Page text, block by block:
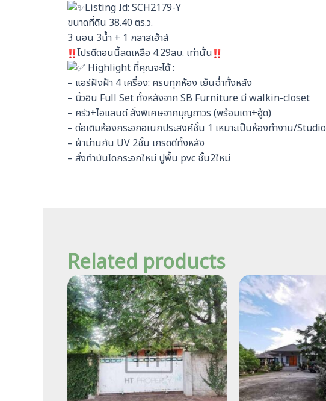
Listing Id: SCH2179-Y
ขนาดที่ดิน 38.40 ตร.ว.
3 นอน 3น้ำ + 1 กลาสเฮ้าส์
โปรดีตอนนี้ลดเหลือ 4.29ลบ. เท่านั้น
Highlight ที่คุณจะได้ :
– แอร์ฝังฝ้า 4 เครื่อง: ครบทุกห้อง เย็นฉ่ำทั้งหลัง
– บิ้วอิน Full Set ทั้งหลังจาก SB Furniture มี walkin-closet
– ครัว+ไอแลนด์ สั่งพิเศษจากบุญถาวร (พร้อมเตา+ฮู้ด)
– ต่อเติมห้องกระจกอเนกประสงค์ชั้น 1 เหมาะเป็นห้องทำงาน/Studio
– ผ้าม่านกัน UV 2ชั้น เกรดดีทั้งหลัง
– สั่งทำบันไดกระจกใหม่ ปูพื้น pvc ชั้น2ใหม่
Related products